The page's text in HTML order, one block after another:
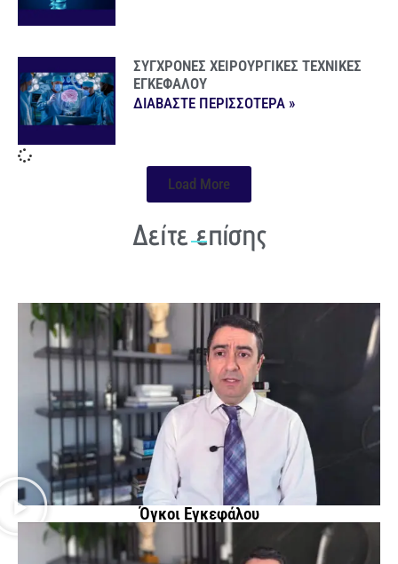
ΣΥΓΧΡΟΝΕΣ ΧΕΙΡΟΥΡΓΙΚΕΣ ΤΕΧΝΙΚΕΣ
ΕΓΚΕΦΑΛΟΥ
ΔΙΑΒΑΣΤΕ ΠΕΡΙΣΣΟΤΕΡΑ »
Load More
Δείτε επίσης
Όγκοι Εγκεφάλου